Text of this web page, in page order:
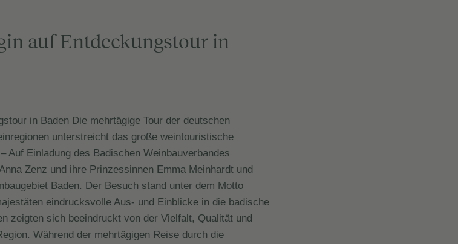
auf Entdeckungstour in
in Baden Die mehrtägige Tour der deutschen
unterstreicht das große weintouristische
Auf Einladung des Badischen Weinbauverbandes
Zenz und ihre Prinzessinnen Emma Meinhardt und
Baden. Der Besuch stand unter dem Motto
eindrucksvolle Aus- und Einblicke in die badische
zeigten sich beeindruckt von der Vielfalt, Qualität und
Während der mehrtägigen Reise durch die